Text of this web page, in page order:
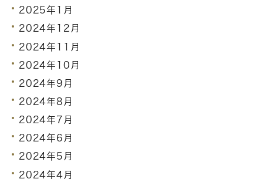
2025年1月
2024年12月
2024年11月
2024年10月
2024年9月
2024年8月
2024年7月
2024年6月
2024年5月
2024年4月